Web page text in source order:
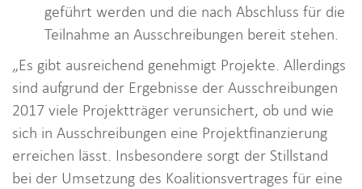
geführt werden und die nach Abschluss für die
Teilnahme an Ausschreibungen bereit stehen.
„Es gibt ausreichend genehmigt Projekte. Allerdings
sind aufgrund der Ergebnisse der Ausschreibungen
2017 viele Projektträger verunsichert, ob und wie
sich in Ausschreibungen eine Projektfinanzierung
erreichen lässt. Insbesondere sorgt der Stillstand
bei der Umsetzung des Koalitionsvertrages für eine